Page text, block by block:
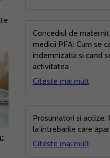
Concediul de
medicii PFA: Cum se
indemnizatia si cand
activitatea
Citeste mai mult
Prosumatori si accize:
la intrebarile care
Citeste mai mult